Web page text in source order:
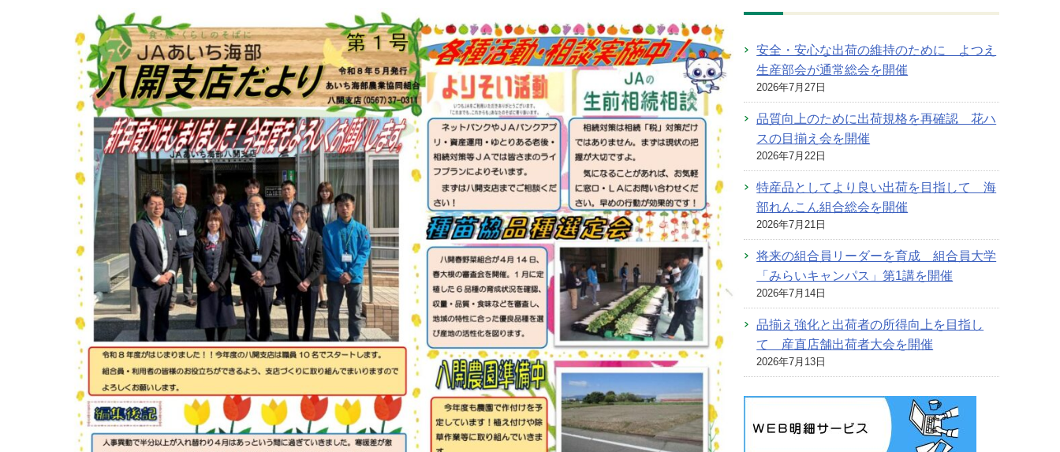
安全・安心な出荷の維持のために よつえ
生産部会が通常総会を開催
2026年7月27日
品質向上のために出荷規格を再確認 花ハ
スの目揃え会を開催
2026年7月22日
特産品としてより良い出荷を目指して 海
部れんこん組合総会を開催
2026年7月21日
将来の組合員リーダーを育成 組合員大学
「みらいキャンパス」第1講を開催
2026年7月14日
品揃え強化と出荷者の所得向上を目指し
て 産直店舗出荷者大会を開催
2026年7月13日